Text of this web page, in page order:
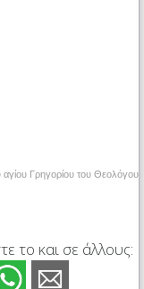
αγίου Γρηγορίου του Θεολόγου
το και σε άλλους: